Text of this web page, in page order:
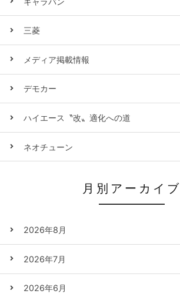
三菱
メディア掲載情報
デモカー
ハイエース〝改〟適化への道
ネオチューン
月別アーカイブ
2026年8月
2026年7月
2026年6月